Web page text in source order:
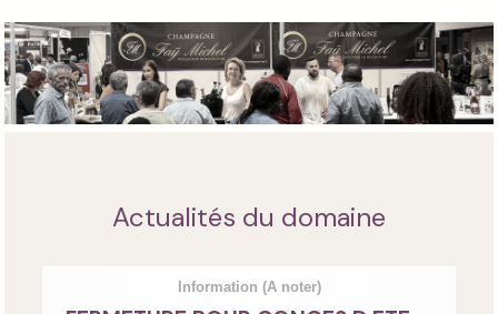
Actualités du domaine
Information (A noter)